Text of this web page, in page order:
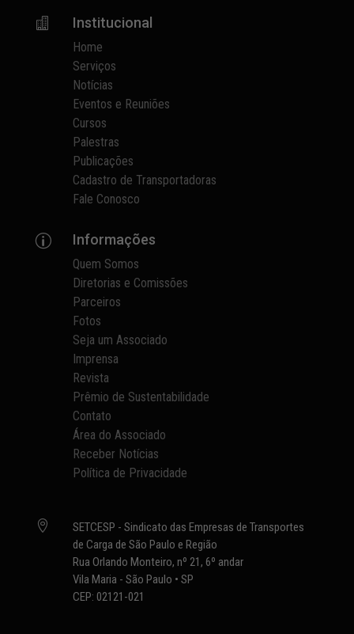
 Institucional
Home
Serviços
Notícias
Eventos e Reuniões
Cursos
Palestras
Publicações
Cadastro de Transportadoras
Fale Conosco
p Informações
Quem Somos
Diretorias e Comissões
Parceiros
Fotos
Seja um Associado
Imprensa
Revista
Prêmio de Sustentabilidade
Contato
Área do Associado
Receber Notícias
Política de Privacidade

SETCESP - Sindicato das Empresas de Transportes
de Carga de São Paulo e Região
Rua Orlando Monteiro, nº 21, 6º andar
Vila Maria - São Paulo • SP
CEP: 02121-021